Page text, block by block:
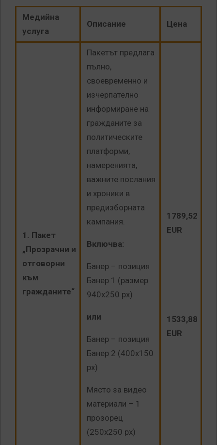
Медийна
услуга
Описание Цена
1. Пакет
„Прозрачни и
отговорни
към
гражданите“
Пакетът предлага
пълно,
своевременно и
изчерпателно
информиране на
гражданите за
политическите
платформи,
намеренията,
важните послания
и хроники в
предизборната
кампания.
Включва:
Банер – позиция
Банер 1 (размер
940х250 px)
или
Банер – позиция
Банер 2 (400х150
px)
Място за видео
материали – 1
прозорец
(250х250 px)
1789,52
EUR
1533,88
EUR